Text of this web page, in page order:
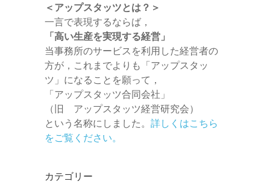
＜アップスタッツとは？＞
一言で表現するならば，
「高い生産を実現する経営」
当事務所のサービスを利用した経営者の
方が，これまでよりも「アップスタッ
ツ」になることを願って，
「アップスタッツ合同会社」
（旧 アップスタッツ経営研究会）
という名称にしました。 詳しくはこちら
をご覧ください。
カテゴリー